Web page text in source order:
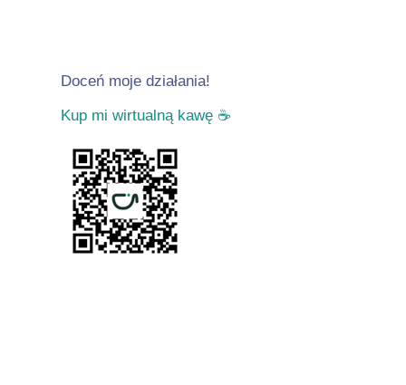
Doceń moje działania!
Kup mi wirtualną kawę ☕